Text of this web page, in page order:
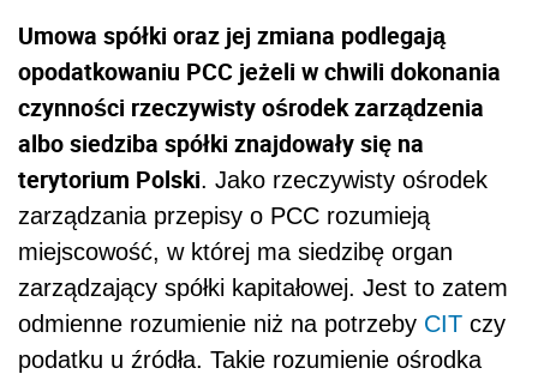
Umowa spółki oraz jej zmiana podlegają
opodatkowaniu PCC jeżeli w chwili dokonania
czynności rzeczywisty ośrodek zarządzenia
albo siedziba spółki znajdowały się na
terytorium Polski. Jako rzeczywisty ośrodek
zarządzania przepisy o PCC rozumieją
miejscowość, w której ma siedzibę organ
zarządzający spółki kapitałowej. Jest to zatem
odmienne rozumienie niż na potrzeby CIT czy
podatku u źródła. Takie rozumienie ośrodka